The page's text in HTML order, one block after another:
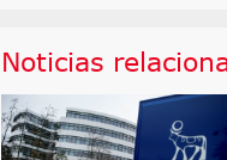
Noticias